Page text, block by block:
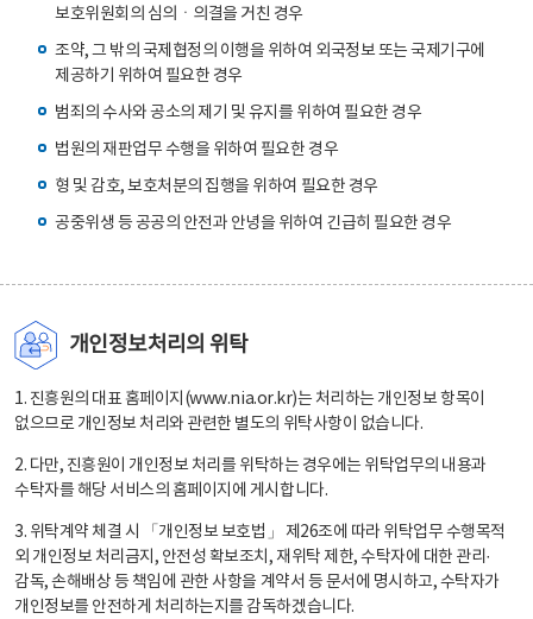
보호위원회의 심의ㆍ의결을 거친 경우
조약, 그 밖의 국제협정의 이행을 위하여 외국정보 또는 국제기구에
제공하기 위하여 필요한 경우
범죄의 수사와 공소의 제기 및 유지를 위하여 필요한 경우
법원의 재판업무 수행을 위하여 필요한 경우
형 및 감호, 보호처분의 집행을 위하여 필요한 경우
공중위생 등 공공의 안전과 안녕을 위하여 긴급히 필요한 경우
개인정보처리의 위탁
1. 진흥원의 대표 홈페이지(www.nia.or.kr)는 처리하는 개인정보 항목이
없으므로 개인정보 처리와 관련한 별도의 위탁사항이 없습니다.
2. 다만, 진흥원이 개인정보 처리를 위탁하는 경우에는 위탁업무의 내용과
수탁자를 해당 서비스의 홈페이지에 게시합니다.
3. 위탁계약 체결 시 「개인정보 보호법」 제26조에 따라 위탁업무 수행목적
외 개인정보 처리금지, 안전성 확보조치, 재위탁 제한, 수탁자에 대한 관리·
감독, 손해배상 등 책임에 관한 사항을 계약서 등 문서에 명시하고, 수탁자가
개인정보를 안전하게 처리하는지를 감독하겠습니다.